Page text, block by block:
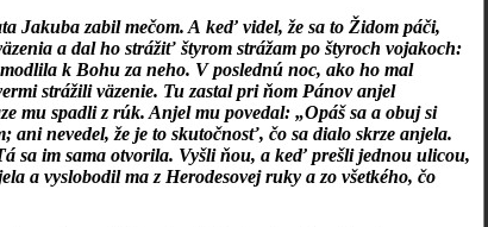
zabil mečom. A keď videl, že sa to Židom páči,
a dal ho strážiť štyrom strážam po štyroch vojakoch:
k Bohu za neho. V poslednú noc, ako ho mal
strážili väzenie. Tu zastal pri ňom Pánov anjel
mu spadli z rúk. Anjel mu povedal: „Opáš sa a obuj si
nevedel, že je to skutočnosť, čo sa dialo skrze anjela.
sa im sama otvorila. Vyšli ňou, a keď prešli jednou ulicou,
a vyslobodil ma z Herodesovej ruky a zo všetkého, čo